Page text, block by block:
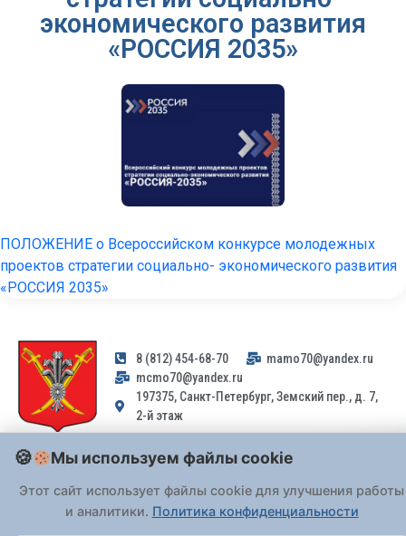
экономического развития
«РОССИЯ 2035»
ПОЛОЖЕНИЕ о Всероссийском конкурсе молодежных
проектов стратегии социально- экономического развития
«РОССИЯ 2035»
8 (812) 454-68-70
mamo70@yandex.ru
mcmo70@yandex.ru
197375, Санкт-Петербург, Земский пер., д. 7,
2-й этаж
Заявления и обращения граждан и организаций, поступившие на
Федерального закона от 02.05.2006 № 59-ФЗ. Обращения
принимаются только: по почте, черезпортал «Госуслуги» (ЕПГУ)
Мы используем файлы cookie
Этот сайт использует файлы cookie для улучшения работы
и аналитики. Политика конфиденциальности